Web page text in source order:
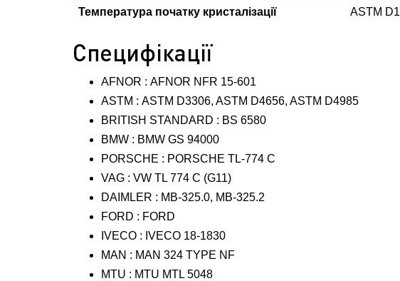
Температура початку кристалізації ASTM
Специфікації
AFNOR : AFNOR NFR 15-601
ASTM : ASTM D3306, ASTM D4656, ASTM D4985
BRITISH STANDARD : BS 6580
BMW : BMW GS 94000
PORSCHE : PORSCHE TL-774 C
VAG : VW TL 774 C (G11)
DAIMLER : MB-325.0, MB-325.2
FORD : FORD
IVECO : IVECO 18-1830
MAN : MAN 324 TYPE NF
MTU : MTU MTL 5048